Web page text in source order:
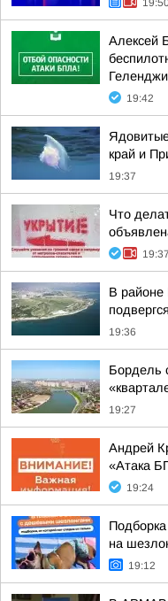
Алексей
19:42
край и
19:37
Что
19:37
В районе
19:36
Бордель
19:27
Андрей
«Атака
19:24
на
19:12